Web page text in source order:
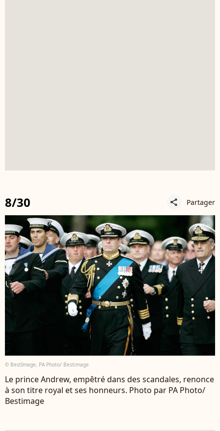
8/30 share Partager
© BestImage, PA Photo/ Bestimage
Le prince Andrew, empêtré dans des scandales, renonce
à son titre royal et ses honneurs. Photo par PA Photo/
Bestimage